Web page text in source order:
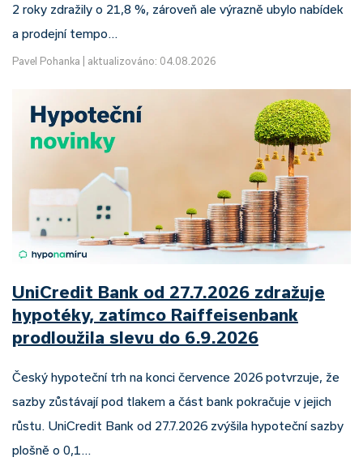
2 roky zdražily o 21,8 %, zároveň ale výrazně ubylo nabídek
a prodejní tempo…
Pavel Pohanka aktualizováno: 04.08.2026
UniCredit Bank od 27.7.2026 zdražuje
hypotéky, zatímco Raiffeisenbank
prodloužila slevu do 6.9.2026
Český hypoteční trh na konci července 2026 potvrzuje, že
sazby zůstávají pod tlakem a část bank pokračuje v jejich
růstu. UniCredit Bank od 27.7.2026 zvýšila hypoteční sazby
plošně o 0,1…